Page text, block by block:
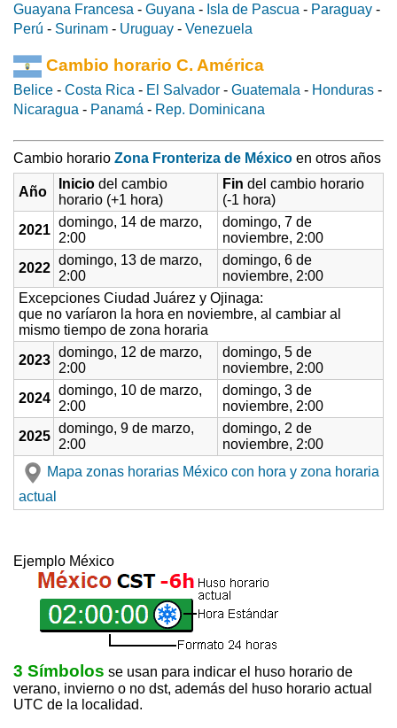
Guayana Francesa - Guyana - Isla de Pascua - Paraguay -
Perú - Surinam - Uruguay - Venezuela
Cambio horario C. América
Belice - Costa Rica - El Salvador - Guatemala - Honduras -
Nicaragua - Panamá - Rep. Dominicana
Cambio horario Zona Fronteriza de México en otros años
Año
Inicio del cambio
horario (+1 hora)
Fin del cambio horario
(-1 hora)
2021
domingo, 14 de marzo,
2:00
domingo, 7 de
noviembre, 2:00
2022
domingo, 13 de marzo,
2:00
domingo, 6 de
noviembre, 2:00
Excepciones Ciudad Juárez y Ojinaga:
que no varíaron la hora en noviembre, al cambiar al
mismo tiempo de zona horaria
2023
domingo, 12 de marzo,
2:00
domingo, 5 de
noviembre, 2:00
2024
domingo, 10 de marzo,
2:00
domingo, 3 de
noviembre, 2:00
2025
domingo, 9 de marzo,
2:00
domingo, 2 de
noviembre, 2:00
Mapa zonas horarias México con hora y zona horaria
actual
Ejemplo México
3 Símbolos se usan para indicar el huso horario de
verano, invierno o no dst, además del huso horario actual
UTC de la localidad.